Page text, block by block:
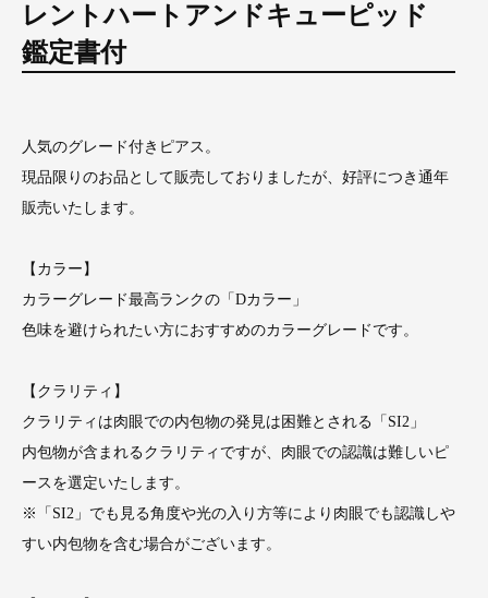
レントハートアンドキューピッド
鑑定書付
人気のグレード付きピアス。
現品限りのお品として販売しておりましたが、好評につき通年
販売いたします。
【カラー】
カラーグレード最高ランクの「Dカラー」
色味を避けられたい方におすすめのカラーグレードです。
【クラリティ】
クラリティは肉眼での内包物の発見は困難とされる「SI2」
内包物が含まれるクラリティですが、肉眼での認識は難しいピ
ースを選定いたします。
※「SI2」でも見る角度や光の入り方等により肉眼でも認識しや
すい内包物を含む場合がございます。